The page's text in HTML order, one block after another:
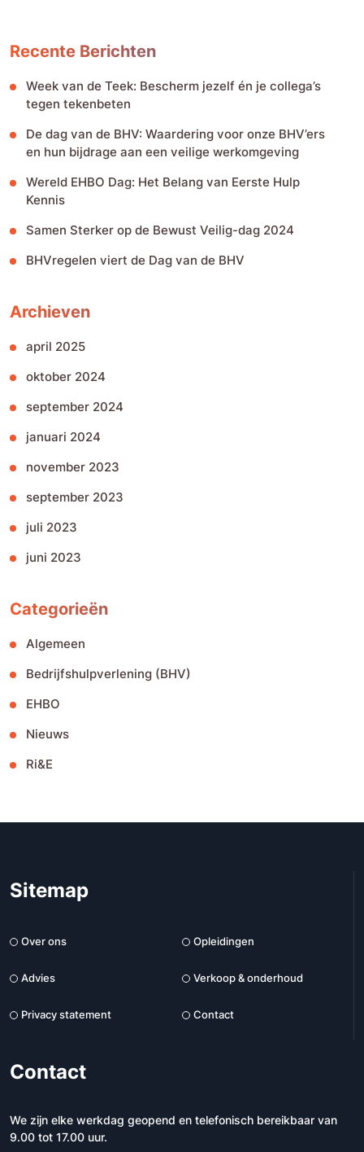
Recente Berichten
Week van de Teek: Bescherm jezelf én je collega’s
tegen tekenbeten
De dag van de BHV: Waardering voor onze BHV’ers
en hun bijdrage aan een veilige werkomgeving
Wereld EHBO Dag: Het Belang van Eerste Hulp
Kennis
Samen Sterker op de Bewust Veilig-dag 2024
BHVregelen viert de Dag van de BHV
Archieven
april 2025
oktober 2024
september 2024
januari 2024
november 2023
september 2023
juli 2023
juni 2023
Categorieën
Algemeen
Bedrijfshulpverlening (BHV)
EHBO
Nieuws
Ri&E
Sitemap
Over ons Opleidingen
Advies Verkoop & onderhoud
Privacy statement Contact
Contact
We zijn elke werkdag geopend en telefonisch bereikbaar van
9.00 tot 17.00 uur.